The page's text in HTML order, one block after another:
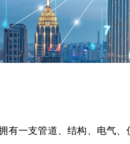
有一支管道、结构、电气